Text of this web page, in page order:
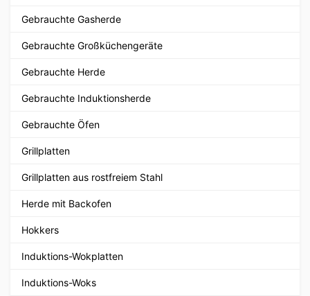
Gebrauchte Gasherde
Gebrauchte Großküchengeräte
Gebrauchte Herde
Gebrauchte Induktionsherde
Gebrauchte Öfen
Grillplatten
Grillplatten aus rostfreiem Stahl
Herde mit Backofen
Hokkers
Induktions-Wokplatten
Induktions-Woks